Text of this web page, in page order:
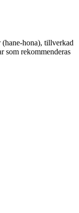
(hane-hona), tillverkad
som rekommenderas